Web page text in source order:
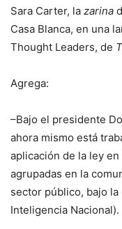
Sara Carter, la zarina
Casa Blanca, en una
Thought Leaders, de
Agrega:
–Bajo el presidente
ahora mismo está
aplicación de la ley
agrupadas en la
sector público, bajo
Inteligencia Nacional).